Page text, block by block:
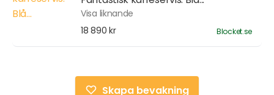
Visa liknande
18 890 kr
Blocket.se
Skapa bevakning